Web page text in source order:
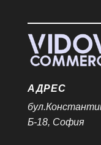
АДРЕС
Б-18, София